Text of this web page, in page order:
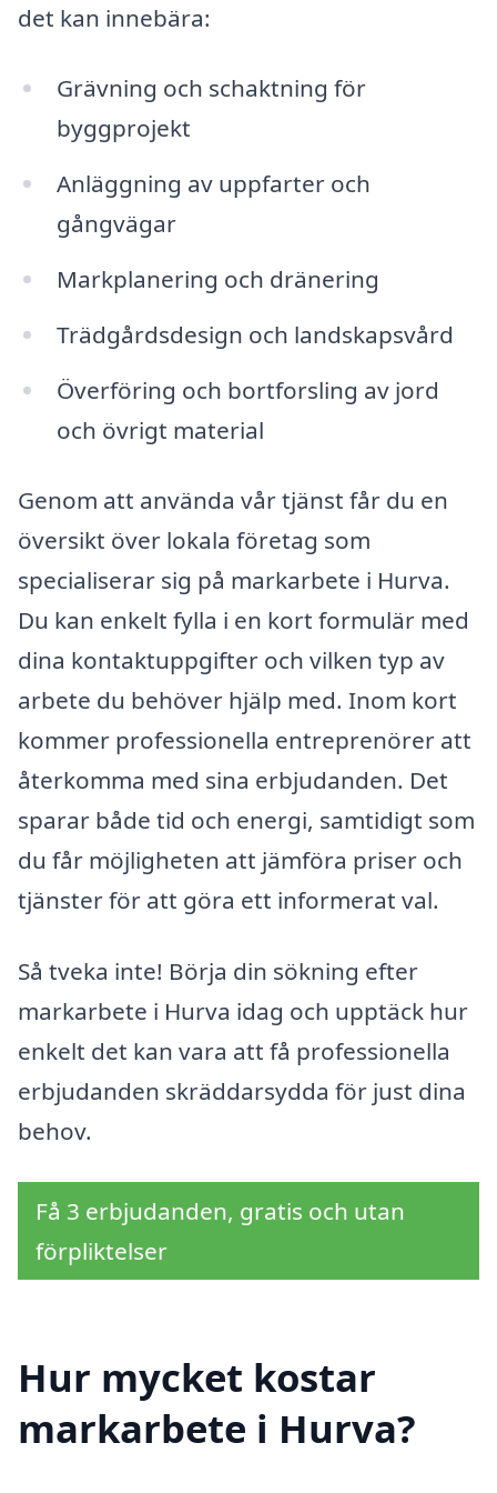
det kan innebära:
Grävning och schaktning för
byggprojekt
Anläggning av uppfarter och
gångvägar
Markplanering och dränering
Trädgårdsdesign och landskapsvård
Överföring och bortforsling av jord
och övrigt material
Genom att använda vår tjänst får du en
översikt över lokala företag som
specialiserar sig på markarbete i Hurva.
Du kan enkelt fylla i en kort formulär med
dina kontaktuppgifter och vilken typ av
arbete du behöver hjälp med. Inom kort
kommer professionella entreprenörer att
återkomma med sina erbjudanden. Det
sparar både tid och energi, samtidigt som
du får möjligheten att jämföra priser och
tjänster för att göra ett informerat val.
Så tveka inte! Börja din sökning efter
markarbete i Hurva idag och upptäck hur
enkelt det kan vara att få professionella
erbjudanden skräddarsydda för just dina
behov.
Få 3 erbjudanden, gratis och utan
förpliktelser
Hur mycket kostar
markarbete i Hurva?